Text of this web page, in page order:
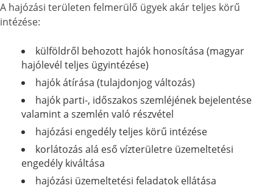
A hajózási területen felmerülő ügyek akár teljes körű
intézése:
külföldről behozott hajók honosítása (magyar
hajólevél teljes ügyintézése)
hajók átírása (tulajdonjog változás)
hajók parti-, időszakos szemléjének bejelentése
valamint a szemlén való részvétel
hajózási engedély teljes körű intézése
korlátozás alá eső vízterületre üzemeltetési
engedély kiváltása
hajózási üzemeltetési feladatok ellátása